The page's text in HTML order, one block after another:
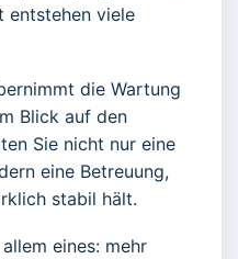
entstehen viele
die Wartung
Blick auf den
Sie nicht nur eine
eine Betreuung,
stabil hält.
eines: mehr